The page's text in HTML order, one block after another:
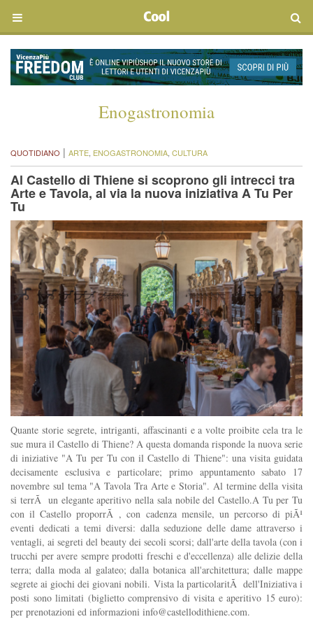
Enogastronomia
QUOTIDIANO | ARTE, ENOGASTRONOMIA, CULTURA
Al Castello di Thiene si scoprono gli intrecci tra
Arte e Tavola, al via la nuova iniziativa A Tu Per
Tu
Quante storie segrete, intriganti, affascinanti e a volte proibite cela tra le
sue mura il Castello di Thiene? A questa domanda risponde la nuova serie
di iniziative "A Tu per Tu con il Castello di Thiene": una visita guidata
decisamente esclusiva e particolare; primo appuntamento sabato 17
novembre sul tema "A Tavola Tra Arte e Storia". Al termine della visita
si terrÃ un elegante aperitivo nella sala nobile del Castello.A Tu per Tu
con il Castello proporrÃ , con cadenza mensile, un percorso di piÃ¹
eventi dedicati a temi diversi: dalla seduzione delle dame attraverso i
ventagli, ai segreti del beauty dei secoli scorsi; dall'arte della tavola (con i
trucchi per avere sempre prodotti freschi e d'eccellenza) alle delizie della
terra; dalla moda al galateo; dalla botanica all'architettura; dalle mappe
segrete ai giochi dei giovani nobili. Vista la particolaritÃ dell'Iniziativa i
posti sono limitati (biglietto comprensivo di visita e aperitivo 15 euro):
per prenotazioni ed informazioni info@castellodithiene.com.